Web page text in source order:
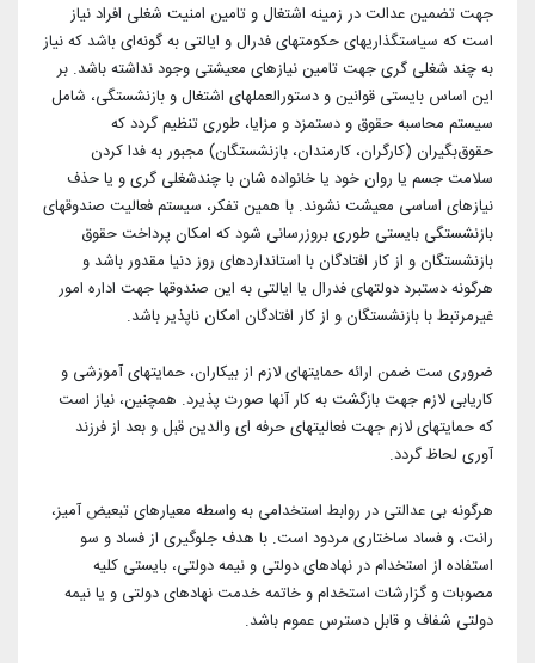
جهت تضمین عدالت در زمینه اشتغال و تامین امنیت شغلی افراد نیاز
است که سیاستگذاریهای حکومتهای فدرال و ایالتی به گونه‌ای باشد که نیاز
به چند شغلی گری جهت تامین نیازهای معیشتی وجود نداشته باشد. بر
این اساس بایستی قوانین و دستورالعملهای اشتغال و بازنشستگی، شامل
سیستم محاسبه حقوق و دستمزد و مزایا، طوری تنظیم گردد که
حقوق‌بگیران (کارگران، کارمندان، بازنشستگان) مجبور به فدا کردن
سلامت جسم یا روان خود یا خانواده شان با چندشغلی گری و یا حذف
نیازهای اساسی معیشت نشوند. با همین تفکر، سیستم فعالیت صندوقهای
بازنشستگی بایستی طوری بروزرسانی شود که امکان پرداخت حقوق
بازنشستگان و از کار افتادگان با استانداردهای روز دنیا مقدور باشد و
هرگونه دستبرد دولتهای فدرال یا ایالتی به این صندوقها جهت اداره امور
غیرمرتبط با بازنشستگان و از کار افتادگان امکان ناپذیر باشد.
ضروری ست ضمن ارائه حمایتهای لازم از بیکاران، حمایتهای آموزشی و
کاریابی لازم جهت بازگشت به کار آنها صورت پذیرد. همچنین، نیاز است
که حمایتهای لازم جهت فعالیتهای حرفه ای والدین قبل و بعد از فرزند
آوری لحاظ گردد.
هرگونه بی عدالتی در روابط استخدامی به واسطه معیارهای تبعیض آمیز،
رانت، و فساد ساختاری مردود است. با هدف جلوگیری از فساد و سو
استفاده از استخدام در نهادهای دولتی و نیمه دولتی، بایستی کلیه
مصوبات و گزارشات استخدام و خاتمه خدمت نهادهای دولتی و یا نیمه
دولتی شفاف و قابل دسترس عموم باشد.